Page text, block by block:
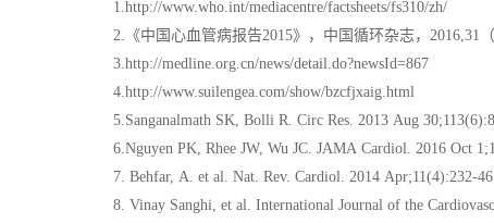
1.http://www.who.int/mediacentre/factsheets/fs310/zh/
2.《中国心血管病报告2015》，中国循环杂志，2016,31
3.http://medline.org.cn/news/detail.do?newsId=867
4.http://www.suilengea.com/show/bzcfjxaig.html
5.Sanganalmath SK, Bolli R. Circ Res. 2013 Aug
6.Nguyen PK, Rhee JW, Wu JC. JAMA Cardiol. 2016 Oct
7. Behfar, A. et al. Nat. Rev. Cardiol. 2014 Apr;11(4):232-46
8. Vinay Sanghi, et al. International Journal of the